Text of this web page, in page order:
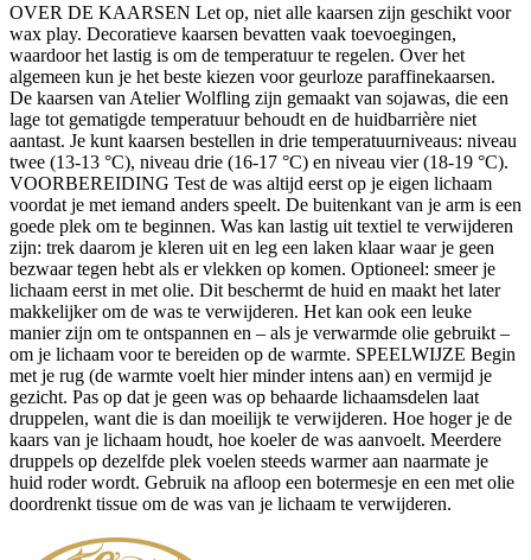
OVER DE KAARSEN Let op, niet alle kaarsen zijn geschikt voor
wax play. Decoratieve kaarsen bevatten vaak toevoegingen,
waardoor het lastig is om de temperatuur te regelen. Over het
algemeen kun je het beste kiezen voor geurloze paraffinekaarsen.
De kaarsen van Atelier Wolfling zijn gemaakt van sojawas, die een
lage tot gematigde temperatuur behoudt en de huidbarrière niet
aantast. Je kunt kaarsen bestellen in drie temperatuurniveaus: niveau
twee (13-13 °C), niveau drie (16-17 °C) en niveau vier (18-19 °C).
VOORBEREIDING Test de was altijd eerst op je eigen lichaam
voordat je met iemand anders speelt. De buitenkant van je arm is een
goede plek om te beginnen. Was kan lastig uit textiel te verwijderen
zijn: trek daarom je kleren uit en leg een laken klaar waar je geen
bezwaar tegen hebt als er vlekken op komen. Optioneel: smeer je
lichaam eerst in met olie. Dit beschermt de huid en maakt het later
makkelijker om de was te verwijderen. Het kan ook een leuke
manier zijn om te ontspannen en – als je verwarmde olie gebruikt –
om je lichaam voor te bereiden op de warmte. SPEELWIJZE Begin
met je rug (de warmte voelt hier minder intens aan) en vermijd je
gezicht. Pas op dat je geen was op behaarde lichaamsdelen laat
druppelen, want die is dan moeilijk te verwijderen. Hoe hoger je de
kaars van je lichaam houdt, hoe koeler de was aanvoelt. Meerdere
druppels op dezelfde plek voelen steeds warmer aan naarmate je
huid roder wordt. Gebruik na afloop een botermesje en een met olie
doordrenkt tissue om de was van je lichaam te verwijderen.